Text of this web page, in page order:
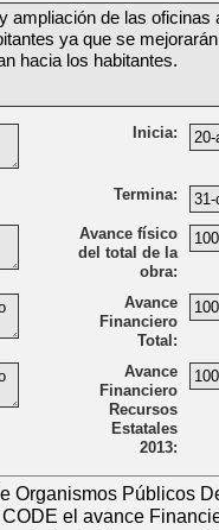
Inicia:
Termina:
Avance físico
del total de la
obra:
Avance
Financiero
Total:
Avance
Financiero
Recursos
Estatales
2013:
Organismos Públicos
el avance